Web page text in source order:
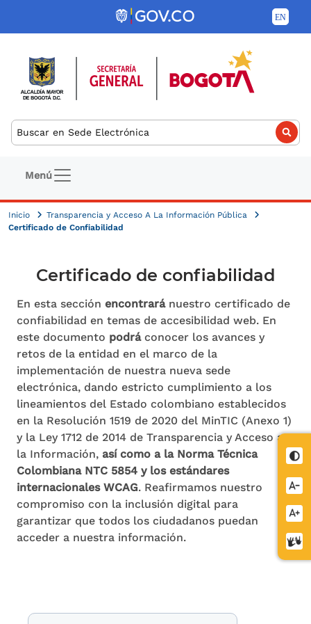
Pasar al contenido principal
de
Buscar
Navegación principal
Menú
Inicio
Transparencia y Acceso A La Información Pública
Certificado de Confiabilidad
Certificado de confiabilidad
En esta sección encontraránuestro certificado de
confiabilidad en temas de accesibilidad web. En
este documento podráconocer los avances y
retos de la entidad en el marco de la
implementación de nuestra nueva sede
electrónica, dando estricto cumplimiento a los
lineamientos del Estado colombiano establecidos
en la Resolución 1519 de 2020 del MinTIC (Anexo 1)
y la Ley 1712 de 2014 de Transparencia y Acceso a
la Información, así como a la Norma Técnica
Colombiana NTC 5854 y los estándares
internacionales WCAG. Reafirmamos nuestro
compromiso con la inclusión digital para
garantizar que todos los ciudadanos puedan
acceder a nuestra información.